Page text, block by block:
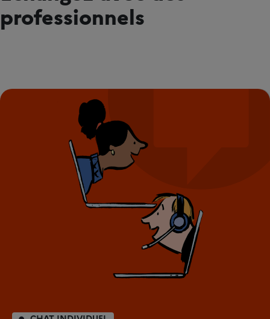
professionnels